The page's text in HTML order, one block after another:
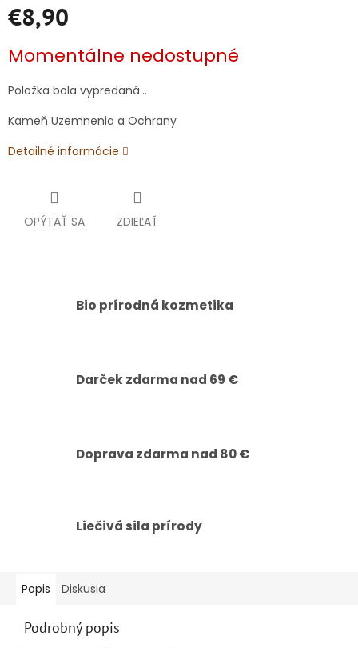
€8,90
cena:
Momentálne nedostupné
Položka bola vypredaná…
Kameň Uzemnenia a Ochrany
Detailné informácie
OPÝTAŤ SA ZDIEĽAŤ
Bio prírodná kozmetika
Darček zdarma nad 69 €
Doprava zdarma nad 80 €
Liečivá sila prírody
Popis Diskusia
Podrobný popis